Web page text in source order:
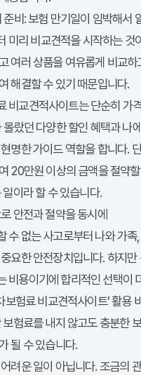
준비:보험 만기일이 임박해서
미리 비교견적을 시작하는 것
여러 상품을 여유롭게 비교하
해결할 수 있기 때문입니다.
비교견적사이트는 단순히 가
랐던 다양한 할인 혜택과 나
명한 가이드 역할을 합니다.
20만원 이상의 금액을 절약할
이라 할 수 있습니다.
안전과 절약을 동시에
수 없는 사고로부터 나와 가족
요한 안전장치입니다. 하지만
비용이기에 합리적인 선택이
보험료 비교견적사이트’ 활용
험료를 내지 않고도 충분한
될 수 있습니다.
려운 일이 아닙니다. 조금의